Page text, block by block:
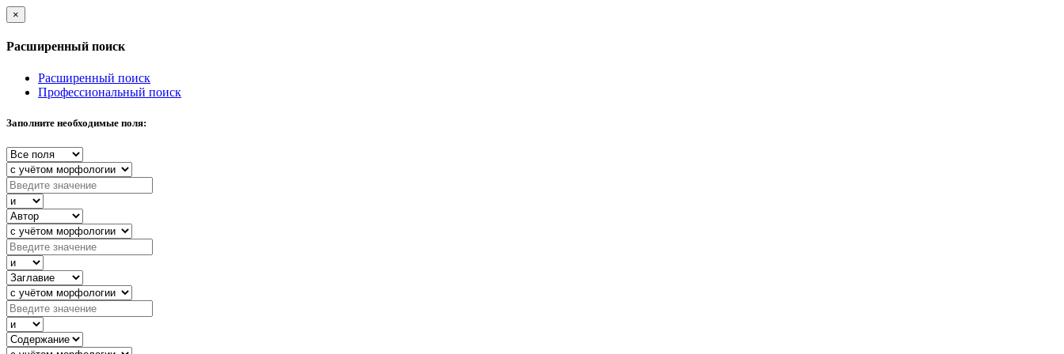
×
Расширенный поиск
Расширенный поиск
Профессиональный поиск
Заполните необходимые поля: